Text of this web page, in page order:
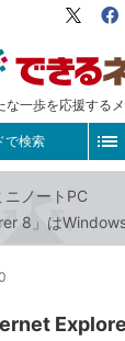
な一歩を応援する
X（旧
で検索
ニノートPC
8」は